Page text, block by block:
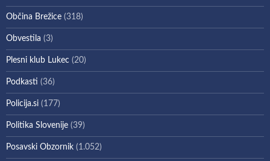
Občina Brežice (318)
Obvestila (3)
Plesni klub Lukec (20)
Podkasti (36)
Policija.si (177)
Politika Slovenije (39)
Posavski Obzornik (1.052)